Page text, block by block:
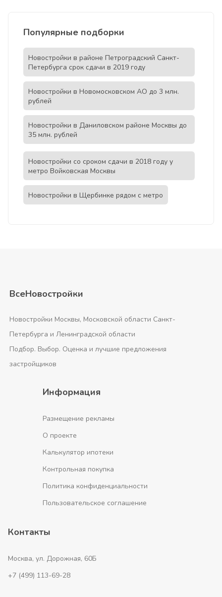
Популярные подборки
Новостройки в районе Петроградский Санкт-
Петербурга срок сдачи в 2019 году
Новостройки в Новомосковском АО до 3 млн.
рублей
Новостройки в Даниловском районе Москвы до
35 млн. рублей
Новостройки со сроком сдачи в 2018 году у
метро Войковская Москвы
Новостройки в Щербинке рядом с метро
ВсеНовостройки
Новостройки Москвы, Московской области Санкт-
Петербурга и Ленинградской области
Подбор. Выбор. Оценка и лучшие предложения
застройщиков
Информация
Размещение рекламы
О проекте
Калькулятор ипотеки
Контрольная покупка
Политика конфиденциальности
Пользовательское соглашение
Контакты
Москва, ул. Дорожная, 60Б
+7 (499) 113-69-28